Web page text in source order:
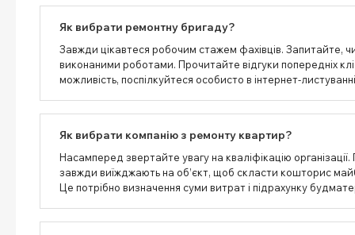
Як вибрати ремонтну бригаду?
Завжди цікавтеся робочим стажем фахівців. Запитайте,
виконаними роботами. Прочитайте відгуки попередніх
можливість, поспілкуйтеся особисто в інтернет-
Як вибрати компанію з ремонту квартир?
Насамперед звертайте увагу на кваліфікацію
завжди виїжджають на об’єкт, щоб скласти кошторис
Це потрібно визначення суми витрат і підрахунку